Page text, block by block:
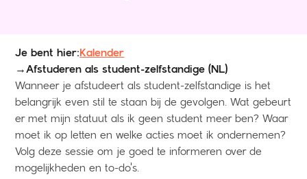
Je bent hier:Kalender
→Afstuderen als student-zelfstandige (NL)
Wanneer je afstudeert als student-zelfstandige is het
belangrijk even stil te staan bij de gevolgen. Wat gebeurt
er met mijn statuut als ik geen student meer ben? Waar
moet ik op letten en welke acties moet ik ondernemen?
Volg deze sessie om je goed te informeren over de
mogelijkheden en to-do's.